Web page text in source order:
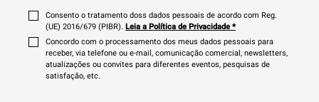
Consento o tratamento doss dados pessoais de acordo com Reg.
(UE) 2016/679 (PIBR). Leia a Política de Privacidade *
Concordo com o processamento dos meus dados pessoais para
receber, via telefone ou e-mail, comunicação comercial, newsletters,
atualizações ou convites para diferentes eventos, pesquisas de
satisfação, etc.